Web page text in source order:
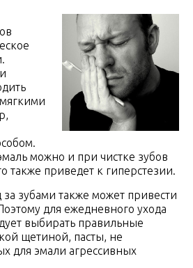
можно и при чистке зубов
также приведет к гиперстезии.
зубами также может привести
для ежедневного ухода
выбирать правильные
щетиной, пасты, не
для эмали агрессивных